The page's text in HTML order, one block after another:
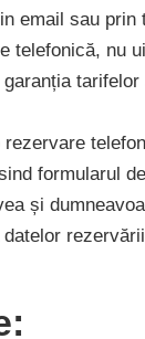
email sau prin
telefonică, nu
garanția
formularul
și
rezervării